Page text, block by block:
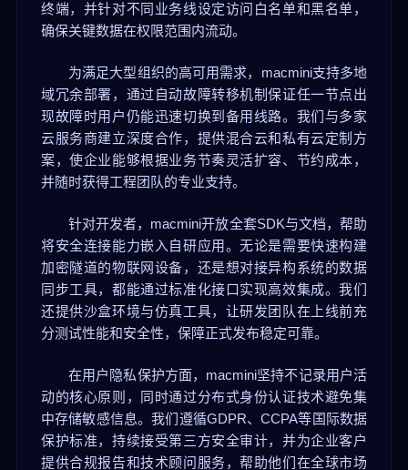
终端，并针对不同业务线设定访问白名单和黑名单，
确保关键数据在权限范围内流动。
为满足大型组织的高可用需求，macmini支持多地
域冗余部署，通过自动故障转移机制保证任一节点出
现故障时用户仍能迅速切换到备用线路。我们与多家
云服务商建立深度合作，提供混合云和私有云定制方
案，使企业能够根据业务节奏灵活扩容、节约成本，
并随时获得工程团队的专业支持。
针对开发者，macmini开放全套SDK与文档，帮助
将安全连接能力嵌入自研应用。无论是需要快速构建
加密隧道的物联网设备，还是想对接异构系统的数据
同步工具，都能通过标准化接口实现高效集成。我们
还提供沙盒环境与仿真工具，让研发团队在上线前充
分测试性能和安全性，保障正式发布稳定可靠。
在用户隐私保护方面，macmini坚持不记录用户活
动的核心原则，同时通过分布式身份认证技术避免集
中存储敏感信息。我们遵循GDPR、CCPA等国际数据
保护标准，持续接受第三方安全审计，并为企业客户
提供合规报告和技术顾问服务，帮助他们在全球市场